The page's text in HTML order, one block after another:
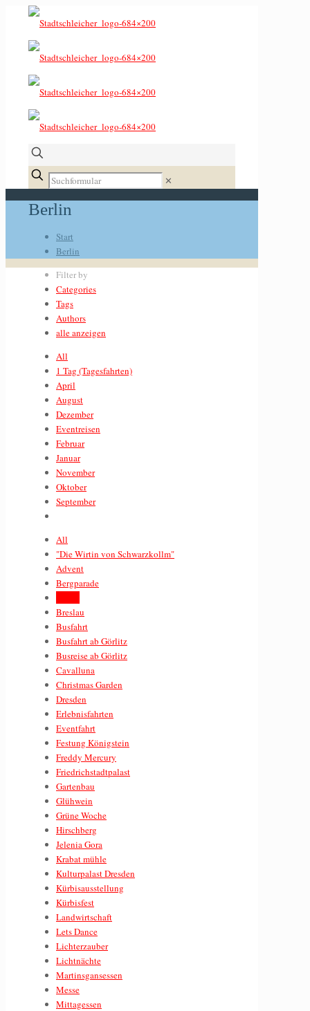
✕
Berlin
Start
Berlin
Filter by
Categories
Tags
Authors
alle anzeigen
All
1 Tag (Tagesfahrten)
April
August
Dezember
Eventreisen
Februar
Januar
November
Oktober
September
All
"Die Wirtin von Schwarzkollm"
Advent
Bergparade
Breslau
Busfahrt
Busfahrt ab Görlitz
Busreise ab Görlitz
Cavalluna
Christmas Garden
Dresden
Erlebnisfahrten
Eventfahrt
Festung Königstein
Freddy Mercury
Friedrichstadtpalast
Gartenbau
Glühwein
Grüne Woche
Hirschberg
Jelenia Gora
Krabat mühle
Kulturpalast Dresden
Kürbisausstellung
Kürbisfest
Landwirtschaft
Lets Dance
Lichterzauber
Lichtnächte
Martinsgansessen
Messe
Mittagessen